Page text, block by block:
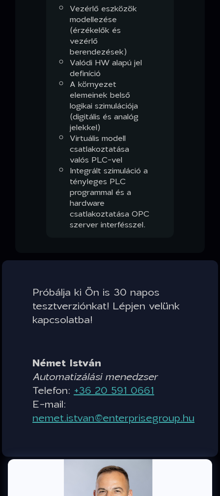
Vezérlő eszközök
modellezése
(érzékelők és
vezérlő
berendezések)
Valódi HW alapú jel
definíció
A környezet
elemeinek belső
logikai szimulációja
(digitális és analóg
jelekkel)
Virtuális modell
csatlakoztatása
valós PLC-vel
Integrált szimuláció a
tényleges PLC
programmal és a
hardware
csatlakoztatása OPC
szerver interfésszel.
Próbálja ki Ön is 30 napos
tesztverziónkat! Lépjen velünk
kapcsolatba!
Német István
Automatizálási menedzser
Telefon: +36 20 591 0661
E-mail:
nemet.istvan@enterprisegroup.hu